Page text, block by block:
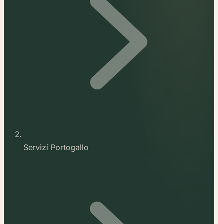
Servizi Portogallo